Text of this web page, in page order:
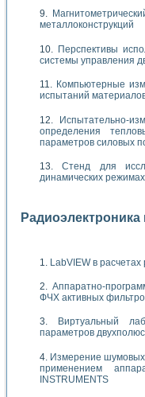
металлоконструкций
Перспективы
системы управления
Компьютерные
испытаний
Испытательно-
определения
параметров силовых
Стенд для
динамических режимах
LabVIEW в
Аппаратно-
ФЧХ активных
Виртуальный
параметров
Измерение
применением
INSTRUMENTS